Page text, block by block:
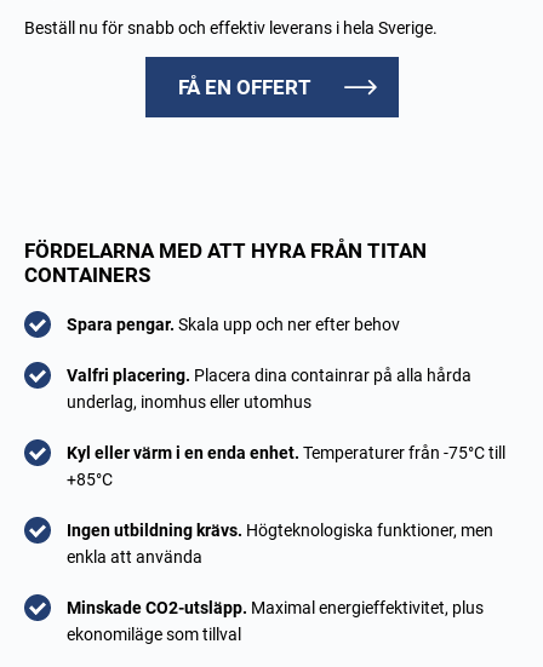
Beställ nu för snabb och effektiv leverans i hela Sverige.
FÅ EN OFFERT
FÖRDELARNA MED ATT HYRA FRÅN TITAN
CONTAINERS
Spara pengar. Skala upp och ner efter behov
Valfri placering. Placera dina containrar på alla hårda
underlag, inomhus eller utomhus
Kyl eller värm i en enda enhet. Temperaturer från -75°C till
+85°C
Ingen utbildning krävs. Högteknologiska funktioner, men
enkla att använda
Minskade CO2-utsläpp. Maximal energieffektivitet, plus
ekonomiläge som tillval